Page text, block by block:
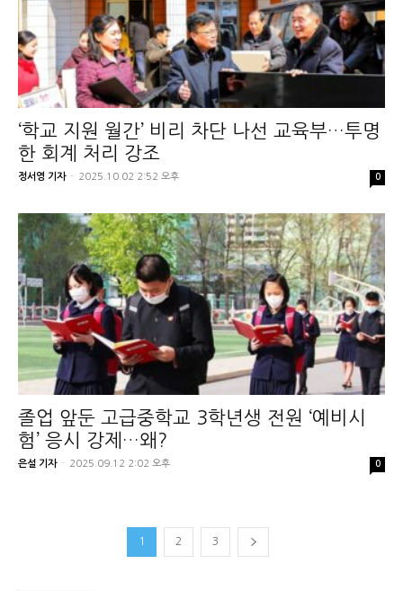
‘학교 지원 월간’ 비리 차단 나선 교육부…투명
한 회계 처리 강조
정서영 기자 - 2025.10.02 2:52 오후 0
졸업 앞둔 고급중학교 3학년생 전원 ‘예비시
험’ 응시 강제…왜?
은설 기자 - 2025.09.12 2:02 오후 0
1 2 3